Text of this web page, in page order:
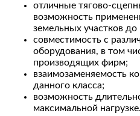
отличные тягово-
возможность
земельных участков до
совместимость с
оборудования, в том
производящих фирм;
взаимозаменяемость
данного класса;
возможность
максимальной нагрузке.